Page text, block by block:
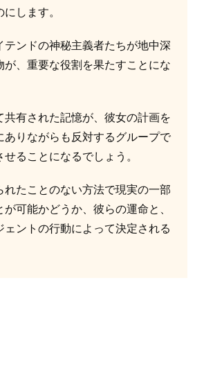
します。
テンドの神秘主義者たちが地中深
が、重要な役割を果たすことにな
共有された記憶が、彼女の計画を
ありながらも反対するグループで
ることになるでしょう。
れたことのない方法で現実の一部
可能かどうか、彼らの運命と、
ェントの行動によって決定される